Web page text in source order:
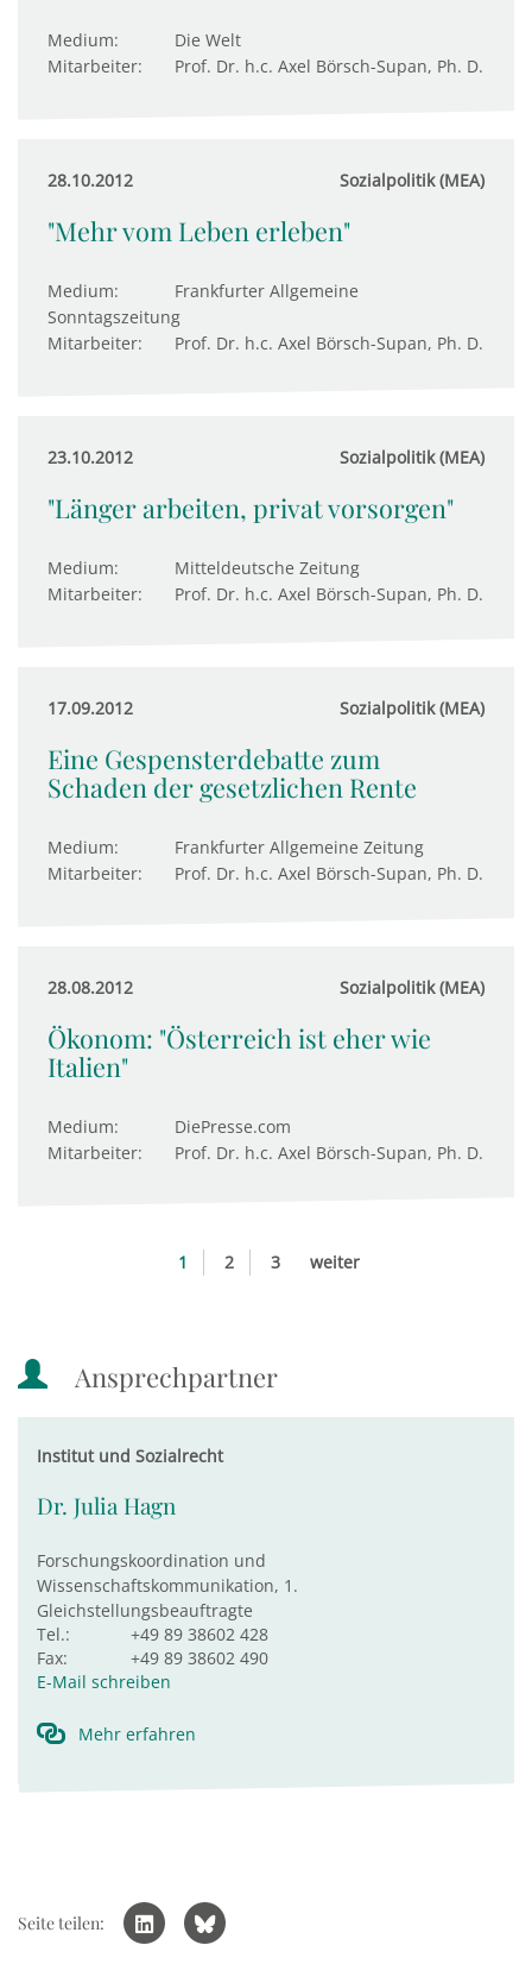
Medium:
Die Welt
Mitarbeiter:
Prof. Dr. h.c. Axel Börsch-Supan, Ph. D.
28.10.2012 Sozialpolitik (MEA)
"Mehr vom Leben erleben"
Medium:
Frankfurter Allgemeine
Sonntagszeitung
Mitarbeiter:
Prof. Dr. h.c. Axel Börsch-Supan, Ph. D.
23.10.2012 Sozialpolitik (MEA)
"Länger arbeiten, privat vorsorgen"
Medium:
Mitteldeutsche Zeitung
Mitarbeiter:
Prof. Dr. h.c. Axel Börsch-Supan, Ph. D.
17.09.2012 Sozialpolitik (MEA)
Eine Gespensterdebatte zum
Schaden der gesetzlichen Rente
Medium:
Frankfurter Allgemeine Zeitung
Mitarbeiter:
Prof. Dr. h.c. Axel Börsch-Supan, Ph. D.
28.08.2012 Sozialpolitik (MEA)
Ökonom: "Österreich ist eher wie
Italien"
Medium:
DiePresse.com
Mitarbeiter:
Prof. Dr. h.c. Axel Börsch-Supan, Ph. D.
1 2 3 weiter
Ansprechpartner
Institut und Sozialrecht
Dr. Julia Hagn
Forschungskoordination und
Wissenschaftskommunikation, 1.
Gleichstellungsbeauftragte
Tel.:
+49 89 38602 428
Fax:
+49 89 38602 490
E-Mail schreiben
Mehr erfahren
Seite teilen: